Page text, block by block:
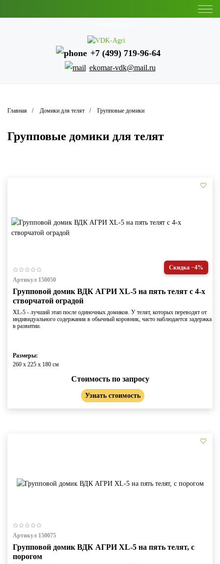
+7 (499) 719-96-64
ekomar-vdk@mail.ru
Главная Домики для телят Групповые домики
Групповые домики для телят
Скидка −4%
Артикул 150050
Групповой домик ВДК АГРИ XL-5 на пять телят с 4-х
створчатой оградой
XL-5 - лучший этап после одиночных домиков. У телят, которых переводят от
индивидуального содержания в обычный коровник, часто наблюдается задержка
в развитии.
Размеры:
260 x 225 x 180 cм
Стоимость по запросу
Узнать стоимость
Артикул 150075
Групповой домик ВДК АГРИ XL-5 на пять телят, с
порогом